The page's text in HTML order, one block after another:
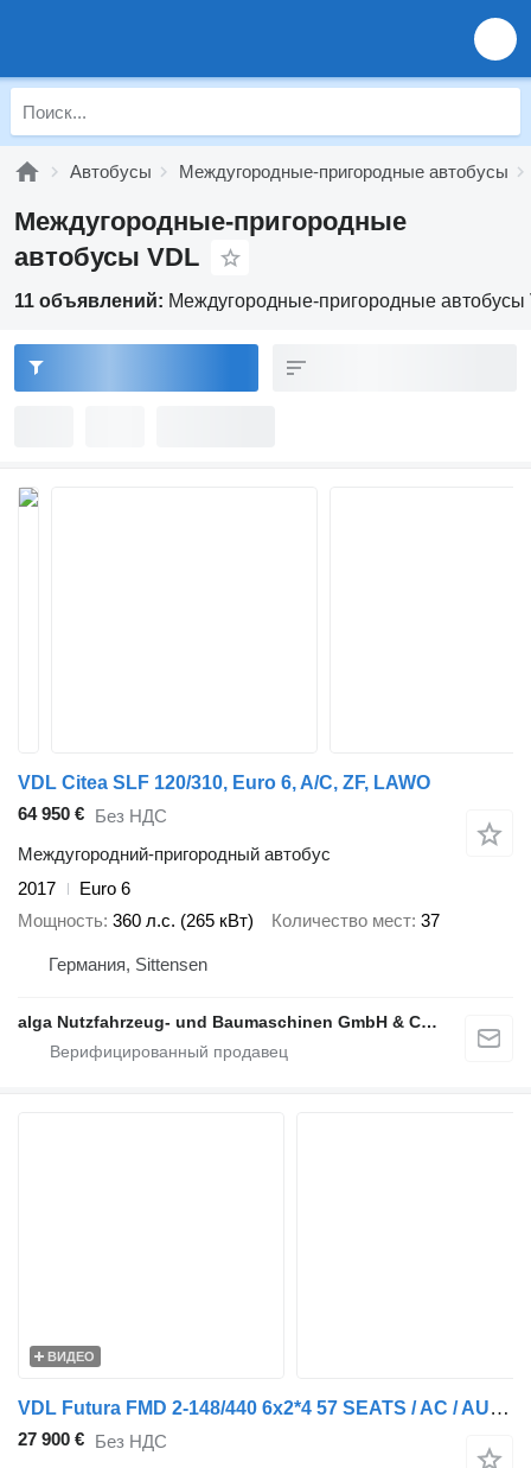
Автобусы Междугородные-пригородные автобусы
Междугородные-пригородные
автобусы VDL
11 объявлений: Междугородные-пригородные автобусы
VDL Citea SLF 120/310, Euro 6, A/C, ZF, LAWO
64 950 € Без НДС
Междугородний-пригородный автобус
2017
Euro 6
Мощность 360 л.с. (265 кВт) Количество мест 37
Германия, Sittensen
alga Nutzfahrzeug- und Baumaschinen GmbH & Co. KG
ВИДЕО
VDL Futura FMD 2-148/440 6x2*4 57 SEATS / AC / AUXILIARY HEATING
27 900 € Без НДС